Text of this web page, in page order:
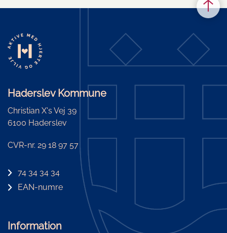
Haderslev Kommune
Christian X's Vej 39
6100 Haderslev
CVR-nr. 29 18 97 57
74 34 34 34
EAN-numre
Information